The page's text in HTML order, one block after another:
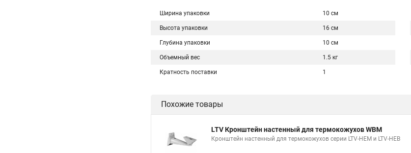
Ширина упаковки 10 см
Высота упаковки 16 см
Глубина упаковки 10 см
Объемный вес 1.5 кг
Кратность поставки 1
Похожие товары
LTV Кронштейн настенный для термокожухов WBM
Кронштейн настенный для термокожухов серии LTV-HEM и LTV-HEB